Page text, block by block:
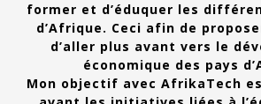
former et d’éduquer les
d’Afrique. Ceci afin de
d’aller plus avant vers le
économique des pays
Mon objectif avec AfrikaTech